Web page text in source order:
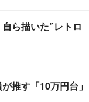
ら描いた”レトロ
推す「10万円台」